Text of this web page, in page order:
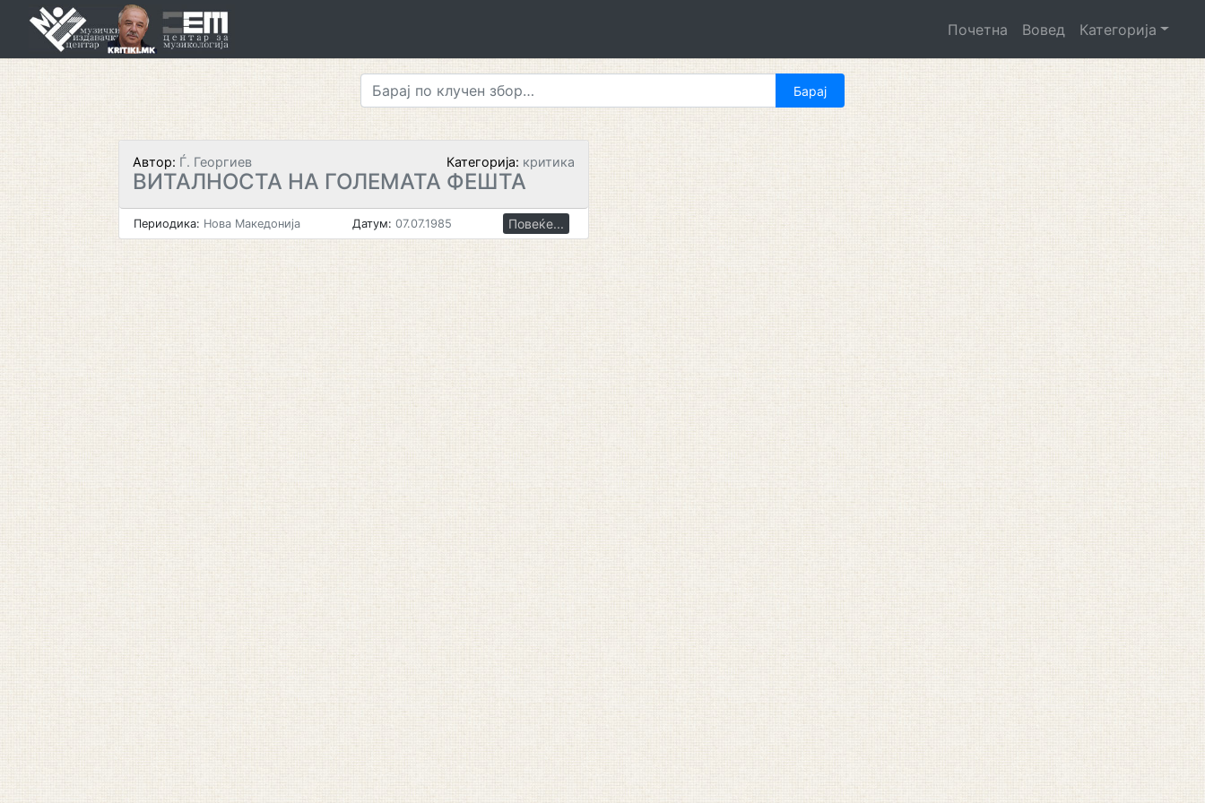
Почетна Вовед Категорија
Автор: Ѓ. Георгиев Категорија: критика
ВИТАЛНОСТА НА ГОЛЕМАТА ФЕШТА
Периодика: Нова Македонија Датум: 07.07.1985 Повеќе...